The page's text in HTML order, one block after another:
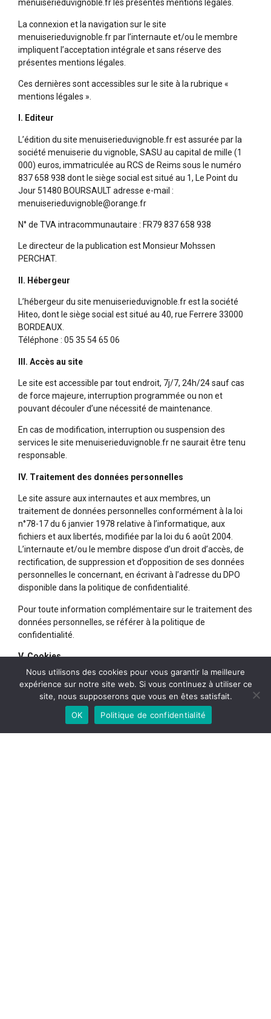
menuiserieduvignoble.fr les présentes mentions légales.
La connexion et la navigation sur le site
menuiserieduvignoble.fr par l’internaute et/ou le membre
impliquent l’acceptation intégrale et sans réserve des
présentes mentions légales.
Ces dernières sont accessibles sur le site à la rubrique «
mentions légales ».
I. Editeur
L’édition du site menuiserieduvignoble.fr est assurée par la
société menuiserie du vignoble, SASU au capital de mille (1
000) euros, immatriculée au RCS de Reims sous le numéro
837 658 938 dont le siège social est situé au 1, Le Point du
Jour 51480 BOURSAULT adresse e-mail :
menuiserieduvignoble@orange.fr
N° de TVA intracommunautaire : FR79 837 658 938
Le directeur de la publication est Monsieur Mohssen
PERCHAT.
II. Hébergeur
L’hébergeur du site menuiserieduvignoble.fr est la société
Hiteo, dont le siège social est situé au 40, rue Ferrere 33000
BORDEAUX.
Téléphone : 05 35 54 65 06
III. Accès au site
Le site est accessible par tout endroit, 7j/7, 24h/24 sauf cas
de force majeure, interruption programmée ou non et
pouvant découler d’une nécessité de maintenance.
En cas de modification, interruption ou suspension des
services le site menuiserieduvignoble.fr ne saurait être tenu
responsable.
IV. Traitement des données personnelles
Le site assure aux internautes et aux membres, un
traitement de données personnelles conformément à la loi
n°78-17 du 6 janvier 1978 relative à l’informatique, aux
fichiers et aux libertés, modifiée par la loi du 6 août 2004.
L’internaute et/ou le membre dispose d’un droit d’accès, de
rectification, de suppression et d’opposition de ses données
personnelles le concernant, en écrivant à l’adresse du DPO
disponible dans la politique de confidentialité.
Pour toute information complémentaire sur le traitement des
données personnelles, se référer à la politique de
confidentialité.
V. Cookies
L’internaute et/ou le membre est informé que lors de ses
visites sur le site, un cookie peut s’installer automatiquement
sur son logiciel de navigation.
Un cookie est un élément qui ne permet pas de l’identifier
Nous utilisons des cookies pour vous garantir la meilleure
expérience sur notre site web. Si vous continuez à utiliser ce
site, nous supposerons que vous en êtes satisfait.
OK
Politique de confidentialité